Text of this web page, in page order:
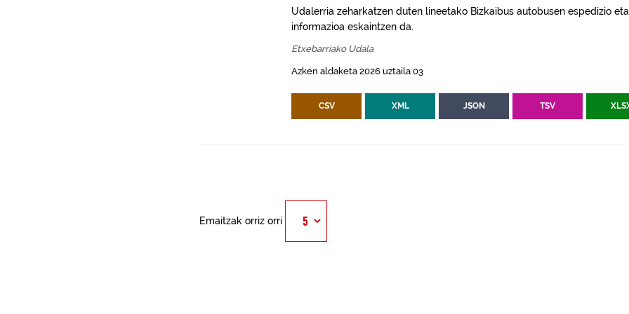
Udalerria zeharkatzen duten lineetako Bizkaibus autobusen espedizio
informazioa eskaintzen da.
Etxebarriako Udala
Azken aldaketa 2026 uztaila 03
CSV XML JSON TSV
Emaitzak orriz orri